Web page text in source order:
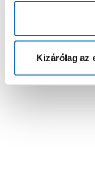
Kizárólag az